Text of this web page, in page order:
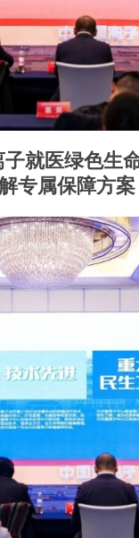
就医绿色生
专属保障方案